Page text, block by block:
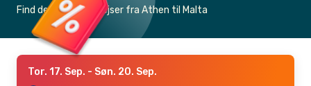
Find de billigste flyrejser fra Athen til Malta
Tor. 17. Sep. - Søn. 20. Sep.